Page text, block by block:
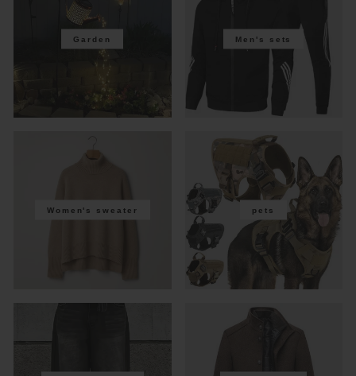
Garden Men's sets
Women's sweater pets